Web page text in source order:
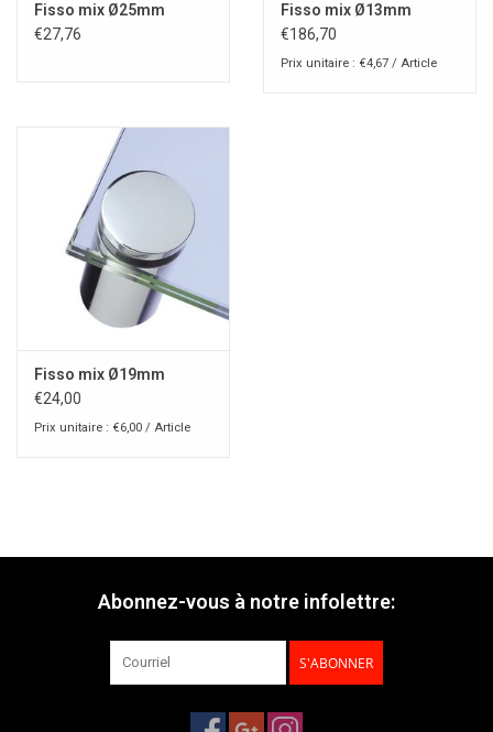
Fisso mix Ø25mm
€27,76
Fisso mix Ø13mm
€186,70
Prix unitaire : €4,67 / Article
Fisso mix Ø19mm
€24,00
Prix unitaire : €6,00 / Article
Abonnez-vous à notre infolettre:
S'ABONNER